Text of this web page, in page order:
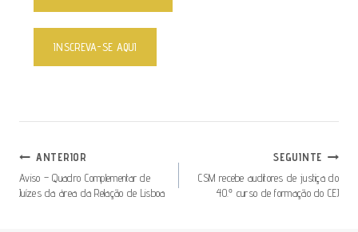
INSCREVA-SE AQUI
ANTERIOR
Aviso – Quadro Complementar de
Juízes da área da Relação de Lisboa
SEGUINTE
CSM recebe auditores de justiça do
40.º curso de formação do CEJ